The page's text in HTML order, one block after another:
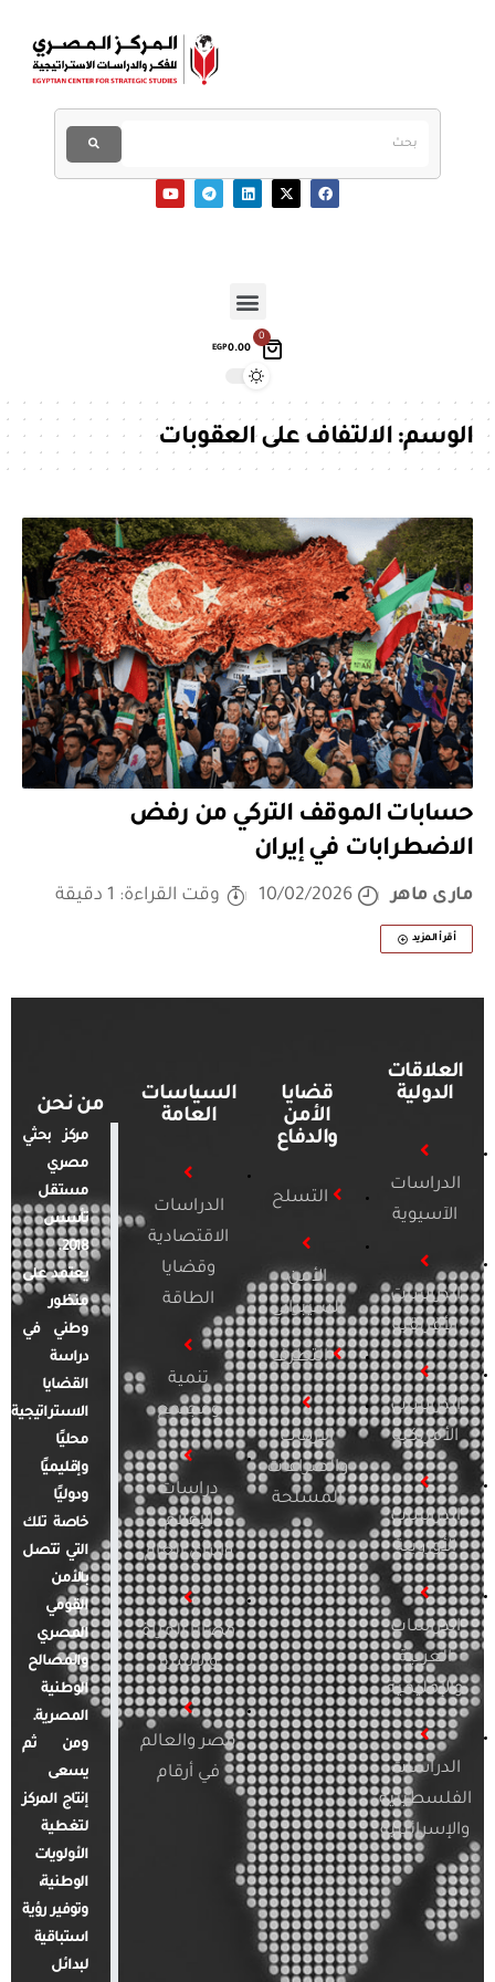
0
EGP0.00
الوسم:الالتفاف على العقوبات
حسابات الموقف التركي من رفض
الاضطرابات في إيران
مارى ماهر 10/02/2026 وقت القراءة: 1 دقيقة
أقرأ المزيد
العلاقات
الدولية
الدراسات
الآسيوية
الدراسات
الأفريقية
الدراسات
الأمريكية
الدراسات
الأوروبية
الدراسات
العربية
والإقليمية
الدراسات
الفلسطينية
والإسرائيلية
قضايا
الأمن
والدفاع
التسلح
الأمن
السيبراني
التطرف
الإرهاب
والصراعات
المسلحة
السياسات
العامة
الدراسات
الاقتصادية
وقضايا
الطاقة
تنمية
ومجتمع
دراسات
الإعلام
والرأي العام
قضايا المرأة
والأسرة
مصر والعالم
في أرقام
من نحن
مركز بحثي
مصري
مستقل
تأسس
2018.
يعتمد على
منظور
وطني في
دراسة
القضايا
الاستراتيجية
محليًا
وإقليميًا
ودوليًا
خاصة تلك
التي تتصل
بالأمن
القومي
المصري
والمصالح
الوطنية
المصرية.
ومن ثم
يسعى
إنتاج المركز
لتغطية
الأولويات
الوطنية،
وتوفير رؤية
استباقية
لبدائل